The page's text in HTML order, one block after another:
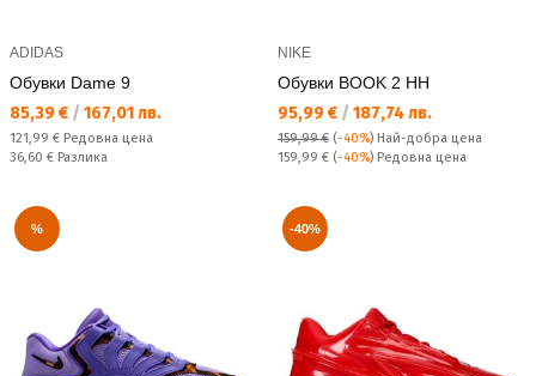
ADIDAS
Обувки Dame 9
Текуща цена:
85,39 € / 167,01 лв.
Редовна цена:
121,99 € Редовна цена
Спестявате:
36,60 € Разлика
NIKE
Обувки BOOK 2 HH
Текуща цена:
95,99 € / 187,74 лв.
159,99 € (-40%) Най-добра цена
Редовна цена:
159,99 € (-40%) Редовна цена
% -40%